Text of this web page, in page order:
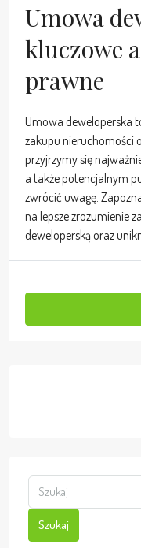
Umowa
kluczowe
prawne
Umowa deweloperska
zakupu nieruchomości
przyjrzymy się
a także potencjalnym
zwrócić uwagę.
na lepsze zrozumienie
deweloperską oraz
Szukaj